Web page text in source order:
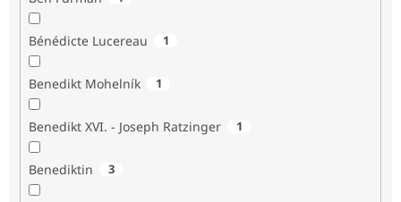
Bénédicte Lucereau 1
Benedikt Mohelník 1
Benedikt XVI. - Joseph Ratzinger 1
Benediktin 3